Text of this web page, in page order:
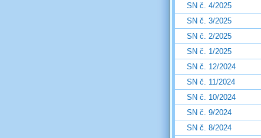
SN č. 4/2025
SN č. 3/2025
SN č. 2/2025
SN č. 1/2025
SN č. 12/2024
SN č. 11/2024
SN č. 10/2024
SN č. 9/2024
SN č. 8/2024